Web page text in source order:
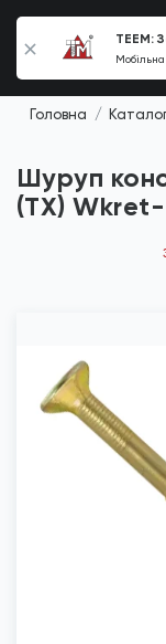
TEEM:
Головна
Шуруп
(TX)